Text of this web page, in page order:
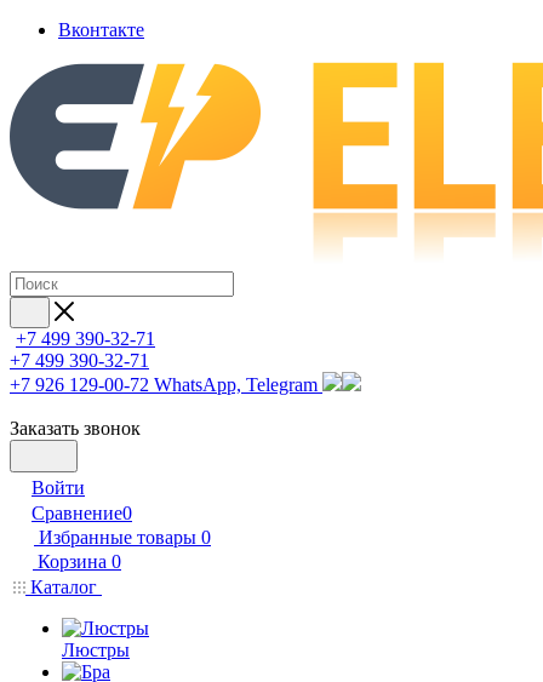
Вконтакте
+7 499 390-32-71
+7 499 390-32-71
+7 926 129-00-72 WhatsApp, Telegram
Заказать звонок
Войти
Сравнение0
Избранные товары 0
Корзина 0
Каталог
Люстры